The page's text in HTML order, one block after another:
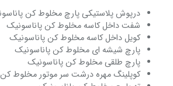
درپوش پلاستیکی پارچ مخلوط کن
شفت داخل کاسه مخلوط کن پاناسونیک
کویل داخل کاسه مخلوط کن پاناسونیک
پارچ شیشه ای مخلوط کن پاناسونیک
پارچ طلقی مخلوط کن پاناسونیک
کوپلینگ مهره درشت سر موتور مخلوط